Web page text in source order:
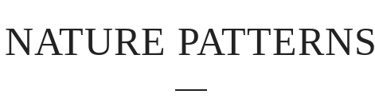
NATURE PATTERNS